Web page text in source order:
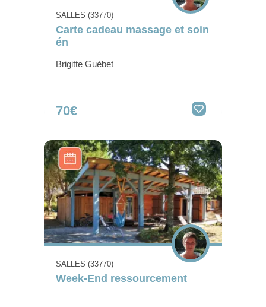
SALLES (33770)
Carte cadeau massage et soin
én
Brigitte Guébet
70€
SALLES (33770)
Week-End ressourcement